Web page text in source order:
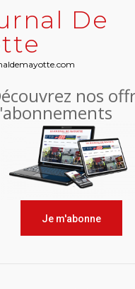
De
nos
Je m'abonne